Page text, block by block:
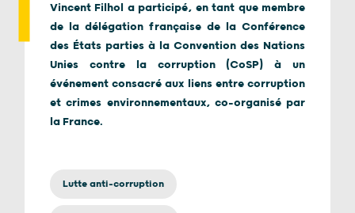
Vincent Filhol a participé, en tant que membre
de la délégation française de la Conférence
des États parties à la Convention des Nations
Unies contre la corruption (CoSP) à un
événement consacré aux liens entre corruption
et crimes environnementaux, co-organisé par
la France.
Lutte anti-corruption